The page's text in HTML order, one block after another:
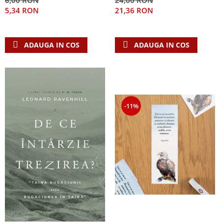
5,34 RON
ADAUGA IN COS
21,36 RON
ADAUGA IN COS
-11%